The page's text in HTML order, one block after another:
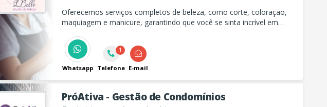
Oferecemos serviços completos de beleza, como corte, coloração,
maquiagem e manicure, garantindo que você se sinta incrível em
Whatsapp
1
Telefone E-mail
PróAtiva - Gestão de Condomínios